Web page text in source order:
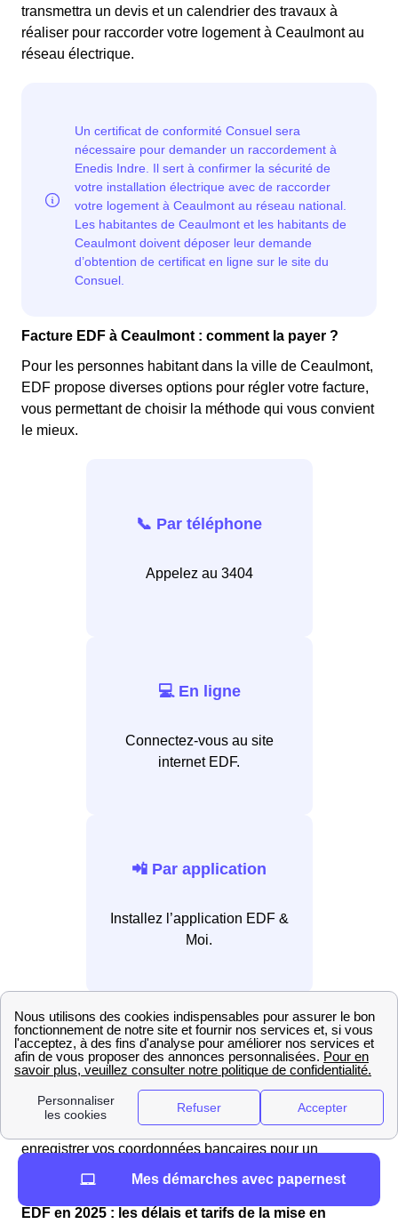
transmettra un devis et un calendrier des travaux à
réaliser pour raccorder votre logement à Ceaulmont au
réseau électrique.
Facture EDF à Ceaulmont : comment la payer ?
Pour les personnes habitant dans la ville de Ceaulmont,
EDF propose diverses options pour régler votre facture,
vous permettant de choisir la méthode qui vous convient
le mieux.
📞 Par téléphone
Appelez au 3404
💻 En ligne
Connectez-vous au site
internet EDF.
📲 Par application
Installez l’application EDF &
Moi.
Pour régler votre facture, vous pouvez contacter le
service client EDF à toute heure, 24h/24 et 7j/7, en
composant le 3044 (service gratuit, coût d'un appel
rendre sur votre espace client en ligne ou d'utiliser
l'application mobile EDF & Moi. De plus, vous pouvez
enregistrer vos coordonnées bancaires pour un
paiement en un clic ou opter pour le prélèvement
EDF en 2025 : les délais et tarifs de la mise en
Mes démarches avec papernest